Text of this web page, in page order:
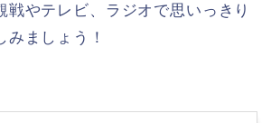
戦やテレビ、ラジオで思いっきり
みましょう！